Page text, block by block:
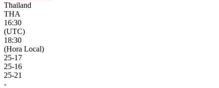
Thailand
THA
16:30
(UTC)
18:30
(Hora Local)
25-17
25-16
25-21
-